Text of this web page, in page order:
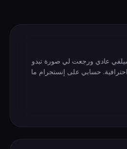
عادي ورجعت لي صورة تبدو
حسابي على إنستجرام ما